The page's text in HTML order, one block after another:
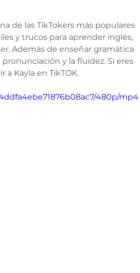
de las TikTokers más populares
y trucos para aprender inglés,
Además de enseñar gramática
y la fluidez. Si eres
Kayla en TikTOK.
480p/mp4